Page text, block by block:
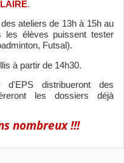
.
ateliers de 13h à 15h au
les élèves puissent tester
Futsal).
à partir de 14h30.
d'EPS distribueront des
les dossiers déjà
nombreux !!!